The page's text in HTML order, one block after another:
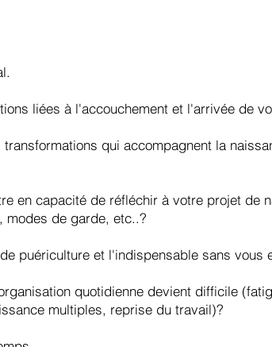
liées à l'accouchement et l'arrivée de
qui accompagnent la
en capacité de réfléchir à votre projet de
modes de garde, etc..?
puériculture et l'indispensable sans vous
quotidienne devient difficile
multiples, reprise du travail)?